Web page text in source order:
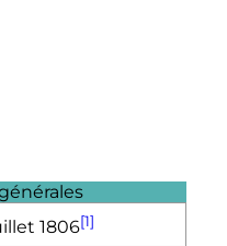
1806[1]